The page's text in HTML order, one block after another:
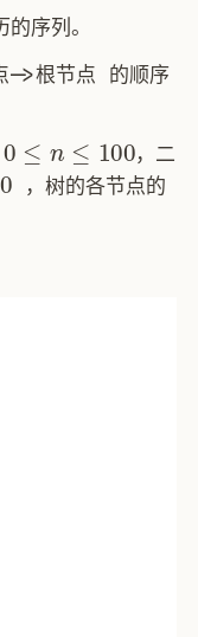
序列。
->根节点 的顺序
，二
，树的各节点的